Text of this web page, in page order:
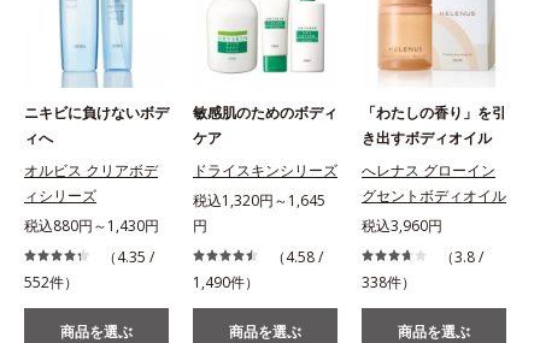
ニキビに負けないボデ
ィへ
オルビス クリアボデ
ィシリーズ
税込880円～1,430円
（4.35 /
552件）
商品を選ぶ
敏感肌のためのボディ
ケア
ドライスキンシリーズ
税込1,320円～1,645
円
（4.58 /
1,490件）
商品を選ぶ
「わたしの香り」を引
き出すボディオイル
へレナス グローイン
グセントボディオイル
税込3,960円
（3.8 /
338件）
商品を選ぶ